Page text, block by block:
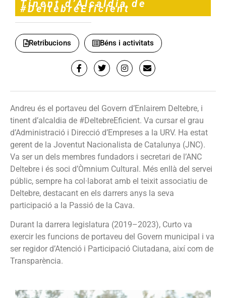
Tinent d’Alcaldia de
#DeltebreEficient
Retribucions Béns i activitats
Andreu és el portaveu del Govern d’Enlairem Deltebre, i
tinent d’alcaldia de #DeltebreEficient. Va cursar el grau
d’Administració i Direcció d’Empreses a la URV. Ha estat
gerent de la Joventut Nacionalista de Catalunya (JNC).
Va ser un dels membres fundadors i secretari de l’ANC
Deltebre i és soci d’Òmnium Cultural. Més enllà del servei
públic, sempre ha col·laborat amb el teixit associatiu de
Deltebre, destacant en els darrers anys la seva
participació a la Passió de la Cava.
Durant la darrera legislatura (2019–2023), Curto va
exercir les funcions de portaveu del Govern municipal i va
ser regidor d’Atenció i Participació Ciutadana, així com de
Transparència.